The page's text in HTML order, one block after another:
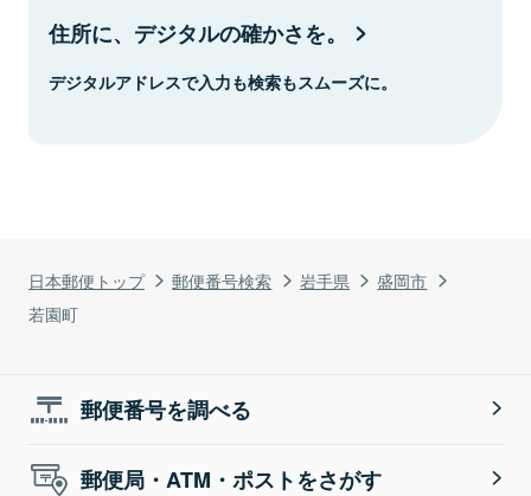
日本郵便トップ 郵便番号検索 岩手県
盛岡市
若園町
住所に、デジタルの確かさを。
デジタルアドレスで入力も検索もスムーズに。
郵便番号を調べる
郵便局・ATM・ポストをさがす